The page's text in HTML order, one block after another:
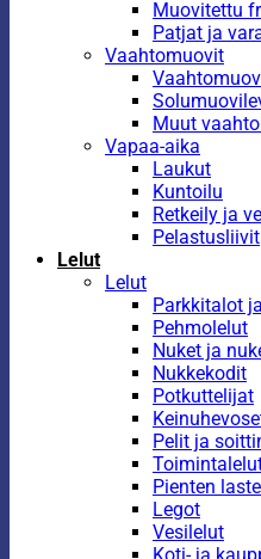
Muovitettu
Patjat ja
Vaahtomuovit
Muut
Vapaa-aika
Laukut
Kuntoilu
Retkeily ja
Pelastusliivit
Lelut
Lelut
Parkkitalot
Pehmolelut
Nuket ja
Nukkekodit
Potkuttelijat
Pelit ja
Pienten
Legot
Vesilelut